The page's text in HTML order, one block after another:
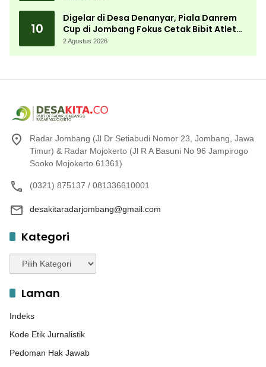
10
Digelar di Desa Denanyar, Piala Danrem
Cup di Jombang Fokus Cetak Bibit Atlet
Menembak Berprestasi
2 Agustus 2026
Radar Jombang (Jl Dr Setiabudi Nomor 23, Jombang, Jawa
Timur) & Radar Mojokerto (Jl R A Basuni No 96 Jampirogo
Sooko Mojokerto 61361)
(0321) 875137 / 081336610001
desakitaradarjombang@gmail.com
Kategori
Kategori
Laman
Indeks
Kode Etik Jurnalistik
Pedoman Hak Jawab